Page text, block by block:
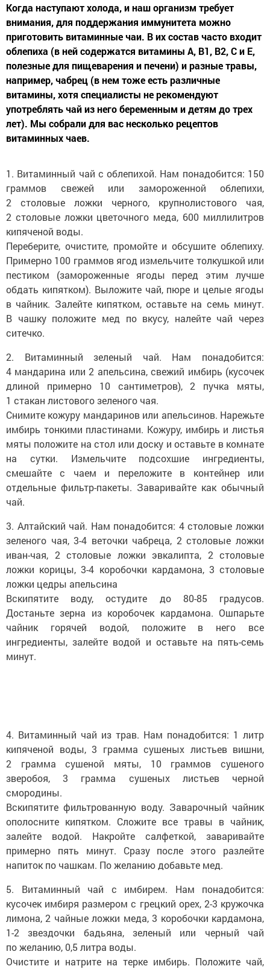
Когда наступают холода, и наш организм требует
внимания, для поддержания иммунитета можно
приготовить витаминные чаи. В их состав часто входит
облепиха (в ней содержатся витамины А, В1, В2, С и Е,
полезные для пищеварения и печени) и разные травы,
например, чабрец (в нем тоже есть различные
витамины, хотя специалисты не рекомендуют
употреблять чай из него беременным и детям до трех
лет). Мы собрали для вас несколько рецептов
витаминных чаев.
1. Витаминный чай с облепихой. Нам понадобится: 150
граммов свежей или замороженной облепихи,
2 столовые ложки черного, крупнолистового чая,
2 столовые ложки цветочного меда, 600 миллилитров
кипяченой воды.
Переберите, очистите, промойте и обсушите облепиху.
Примерно 100 граммов ягод измельчите толкушкой или
пестиком (замороженные ягоды перед этим лучше
обдать кипятком). Выложите чай, пюре и целые ягоды
в чайник. Залейте кипятком, оставьте на семь минут.
В чашку положите мед по вкусу, налейте чай через
ситечко.
2. Витаминный зеленый чай. Нам понадобится:
4 мандарина или 2 апельсина, свежий имбирь (кусочек
длиной примерно 10 сантиметров), 2 пучка мяты,
1 стакан листового зеленого чая.
Снимите кожуру мандаринов или апельсинов. Нарежьте
имбирь тонкими пластинами. Кожуру, имбирь и листья
мяты положите на стол или доску и оставьте в комнате
на сутки. Измельчите подсохшие ингредиенты,
смешайте с чаем и переложите в контейнер или
отдельные фильтр-пакеты. Заваривайте как обычный
чай.
3. Алтайский чай. Нам понадобится: 4 столовые ложки
зеленого чая, 3-4 веточки чабреца, 2 столовые ложки
иван-чая, 2 столовые ложки эвкалипта, 2 столовые
ложки корицы, 3-4 коробочки кардамона, 3 столовые
ложки цедры апельсина
Вскипятите воду, остудите до 80-85 градусов.
Достаньте зерна из коробочек кардамона. Ошпарьте
чайник горячей водой, положите в него все
ингредиенты, залейте водой и оставьте на пять-семь
минут.
4. Витаминный чай из трав. Нам понадобится: 1 литр
кипяченой воды, 3 грамма сушеных листьев вишни,
2 грамма сушеной мяты, 10 граммов сушеного
зверобоя, 3 грамма сушеных листьев черной
смородины.
Вскипятите фильтрованную воду. Заварочный чайник
ополосните кипятком. Сложите все травы в чайник,
залейте водой. Накройте салфеткой, заваривайте
примерно пять минут. Сразу после этого разлейте
напиток по чашкам. По желанию добавьте мед.
5. Витаминный чай с имбирем. Нам понадобится:
кусочек имбиря размером с грецкий орех, 2-3 кружочка
лимона, 2 чайные ложки меда, 3 коробочки кардамона,
1-2 звездочки бадьяна, зеленый или черный чай
по желанию, 0,5 литра воды.
Очистите и натрите на терке имбирь. Положите чай,